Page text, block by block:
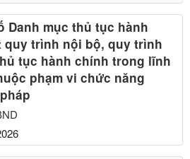
Danh mục thủ tục hành
quy trình nội bộ, quy trình
tục hành chính trong lĩnh
phạm vi chức năng